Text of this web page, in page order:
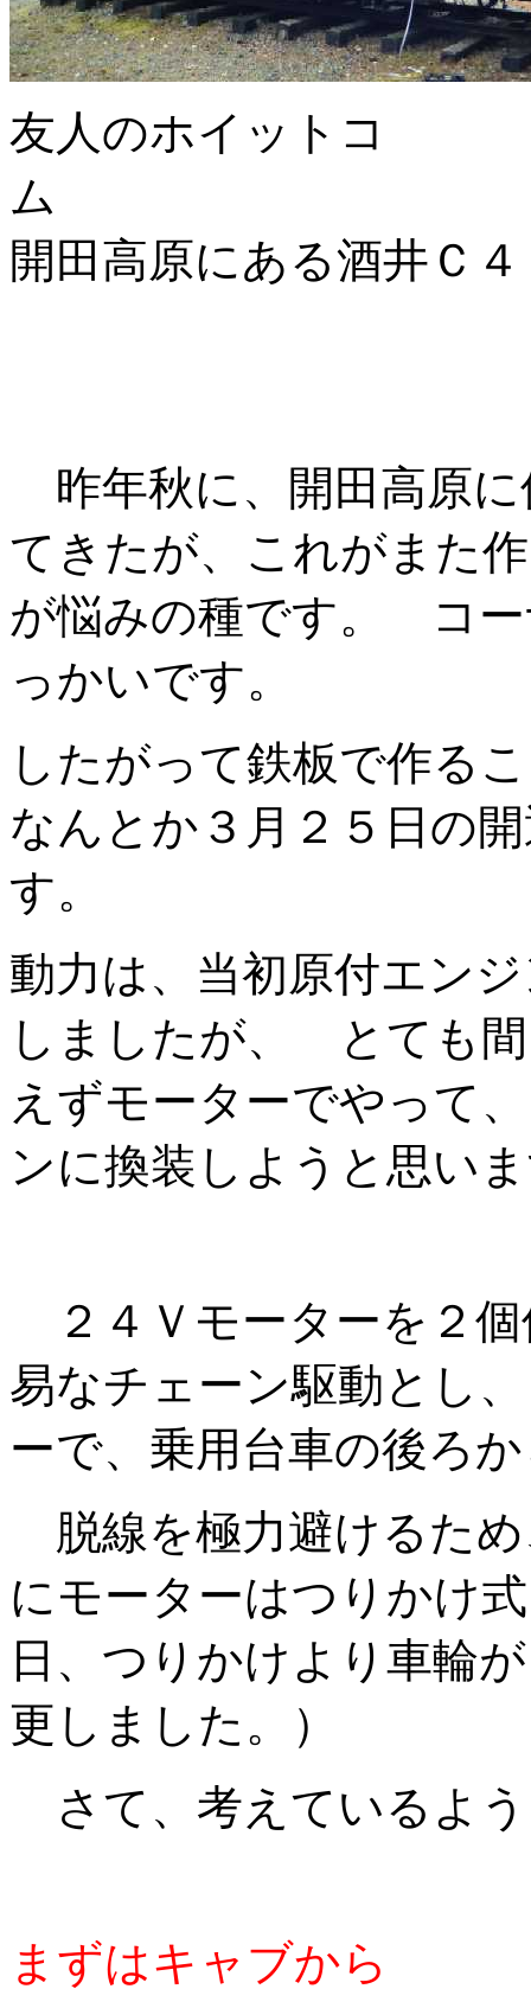
友人のホイットコ
開田高原にある酒井Ｃ４
昨年秋に、開田高原
てきたが、これがまた
が悩みの種です。 コー
っかいです。
したがって鉄板で作る
なんとか３月２５日の
す。
動力は、当初原付エン
しましたが、 とても
えずモーターでやって
ンに換装しようと思い
２４Ｖモーターを２
易なチェーン駆動とし
ーで、乗用台車の後
脱線を極力避けるた
にモーターはつりかけ
日、つりかけより車輪
更しました。）
さて、考えているよ
まずはキャブから